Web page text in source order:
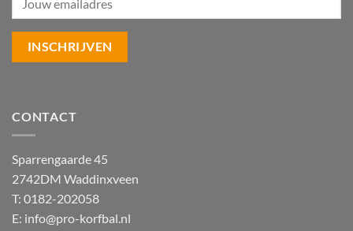
CONTACT
Sparrengaarde 45
2742DM Waddinxveen
T: 0182-202058
E: info@pro-korfbal.nl